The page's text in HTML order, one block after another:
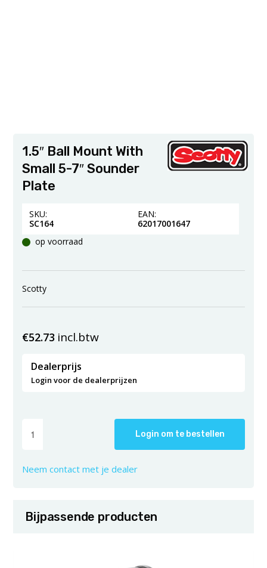
1.5″ Ball Mount With
Small 5-7″ Sounder
Plate
SKU:
SC164
EAN:
62017001647
op voorraad
Scotty
€52.73 incl.btw
Dealerprijs
Login voor de dealerprijzen
Login om te bestellen
Neem contact met je dealer
Bijpassende producten